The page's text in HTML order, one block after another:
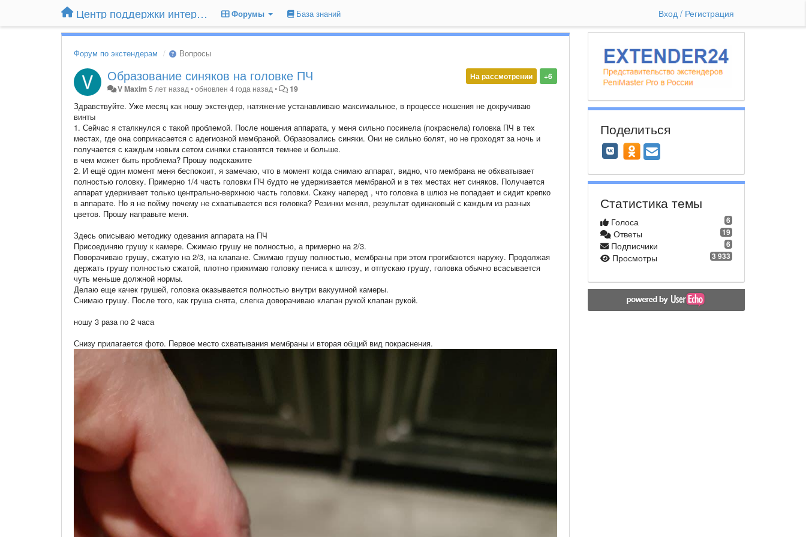
Центр поддержки интернет-магазина Extender24.ru Форумы База знаний Вход / Регистрация
Форум по экстендерам Вопросы
+6
На рассмотрении
Образование синяков на головке ПЧ
V Maxim 5 лет назад•обновлен4 года назад• 19
Здравствуйте. Уже месяц как ношу экстендер, натяжение устанавливаю максимальное, в процессе ношения не докручиваю
винты
1. Сейчас я сталкнулся с такой проблемой. После ношения аппарата, у меня сильно посинела (покраснела) головка ПЧ в тех
местах, где она соприкасается с адегиозной мембраной. Образовались синяки. Они не сильно болят, но не проходят за ночь и
получается с каждым новым сетом синяки становятся темнее и больше.
в чем может быть проблема? Прошу подскажите
2. И ещё один момент меня беспокоит, я замечаю, что в момент когда снимаю аппарат, видно, что мембрана не обхватывает
полностью головку. Примерно 1/4 часть головки ПЧ будто не удерживается мембраной и в тех местах нет синяков. Получается
аппарат удерживает только центрально-верхнюю часть головки. Скажу наперед , что головка в шлюз не попадает и сидит крепко
в аппарате. Но я не пойму почему не схватывается вся головка? Резинки менял, результат одинаковый с каждым из разных
цветов. Прошу направьте меня.
Здесь описываю методику одевания аппарата на ПЧ
Присоединяю грушу к камере. Сжимаю грушу не полностью, а примерно на 2/3.
Поворачиваю грушу, сжатую на 2/3, на клапане. Сжимаю грушу полностью, мембраны при этом прогибаются наружу. Продолжая
держать грушу полностью сжатой, плотно прижимаю головку пениса к шлюзу, и отпускаю грушу, головка обычно всасывается
чуть меньше должной нормы.
Делаю еще качек грушей, головка оказывается полностью внутри вакуумной камеры.
Снимаю грушу. После того, как груша снята, слегка доворачиваю клапан рукой клапан рукой.
ношу 3 раза по 2 часа
Снизу прилагается фото. Первое место схватывания мембраны и вторая общий вид покраснения.
Поделиться
Статистика темы
6
Голоса
19
Ответы
6
Подписчики
3 933
Просмотры